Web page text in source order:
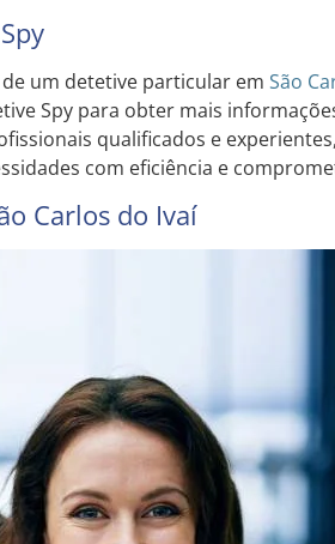
um detetive particular em São
Spy para obter mais
qualificados e
com eficiência e
Carlos do Ivaí